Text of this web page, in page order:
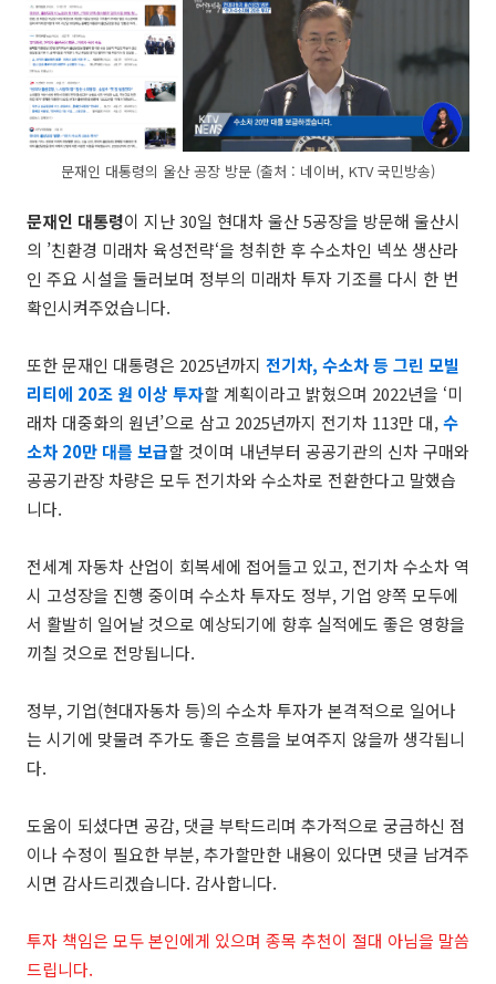
문재인 대통령의 울산 공장 방문 (출처 : 네이버, KTV 국민방송)
문재인 대통령이 지난 30일 현대차 울산 5공장을 방문해 울산시
의 ’친환경 미래차 육성전략‘을 청취한 후 수소차인 넥쏘 생산라
인 주요 시설을 둘러보며 정부의 미래차 투자 기조를 다시 한 번
확인시켜주었습니다.
또한 문재인 대통령은 2025년까지 전기차, 수소차 등 그린 모빌
리티에 20조 원 이상 투자할 계획이라고 밝혔으며 2022년을 ‘미
래차 대중화의 원년’으로 삼고 2025년까지 전기차 113만 대,수
소차 20만 대를 보급할 것이며 내년부터 공공기관의 신차 구매와
공공기관장 차량은 모두 전기차와 수소차로 전환한다고 말했습
니다.
전세계 자동차 산업이 회복세에 접어들고 있고, 전기차 수소차 역
시 고성장을 진행 중이며 수소차 투자도 정부, 기업 양쪽 모두에
서 활발히 일어날 것으로 예상되기에 향후 실적에도 좋은 영향을
끼칠 것으로 전망됩니다.
정부, 기업(현대자동차 등)의 수소차 투자가 본격적으로 일어나
는 시기에 맞물려 주가도 좋은 흐름을 보여주지 않을까 생각됩니
다.
도움이 되셨다면 공감, 댓글 부탁드리며 추가적으로 궁금하신 점
이나 수정이 필요한 부분, 추가할만한 내용이 있다면 댓글 남겨주
시면 감사드리겠습니다. 감사합니다.
투자 책임은 모두 본인에게 있으며 종목 추천이 절대 아님을 말씀
드립니다.